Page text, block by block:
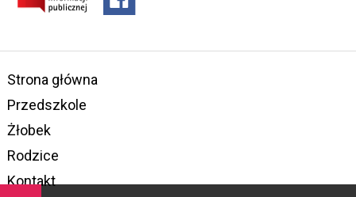
Strona główna
Przedszkole
Żłobek
Rodzice
Kontakt